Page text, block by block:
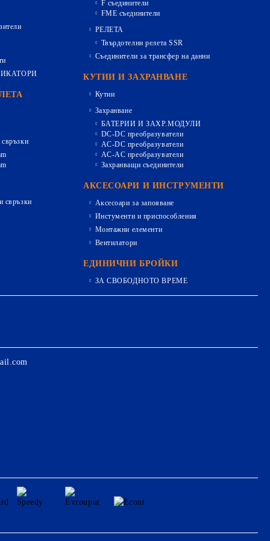
свръзки
свръзки
F съединители
FME съединители
РЕЛЕТА
Твърдотелни релета SSR
Съединители за трансфер на данни
КУТИИ И ЗАХРАНВАНЕ
Кутии
Захранване
БАТЕРИИ И ЗАХР.МОДУЛИ
DC-DC преобразуватели
AC-DC преобразуватели
AC-AC преобразуватели
Захранващи съединители
АКСЕСОАРИ И ИНСТРУМЕНТИ
Аксесоари за запояване
Инстументи и приспособления
Монтажни елементи
Вентилатори
ЕДИНИЧНИ БРОЙКИ
ЗА СВОБОДНОТО ВРЕМЕ